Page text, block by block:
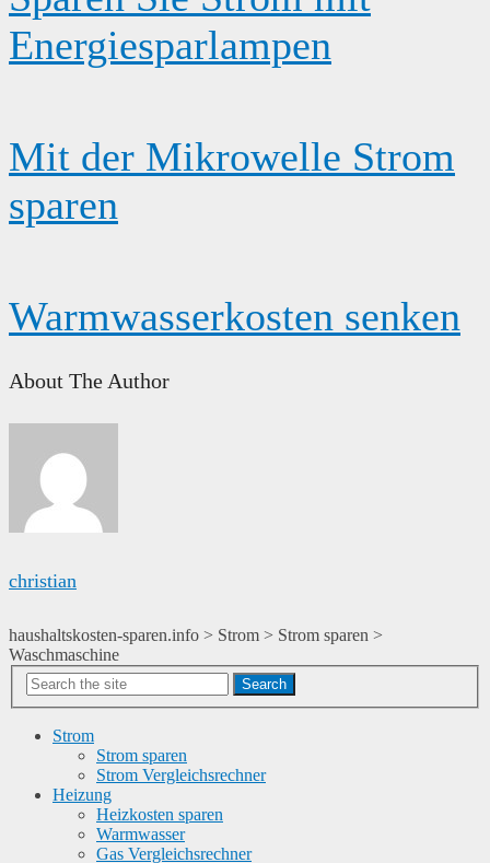
Energiesparlampen
Mit der Mikrowelle Strom
sparen
Warmwasserkosten senken
About The Author
christian
haushaltskosten-sparen.info > Strom > Strom sparen >
Waschmaschine
Search
Strom
Strom sparen
Strom Vergleichsrechner
Heizung
Heizkosten sparen
Warmwasser
Gas Vergleichsrechner